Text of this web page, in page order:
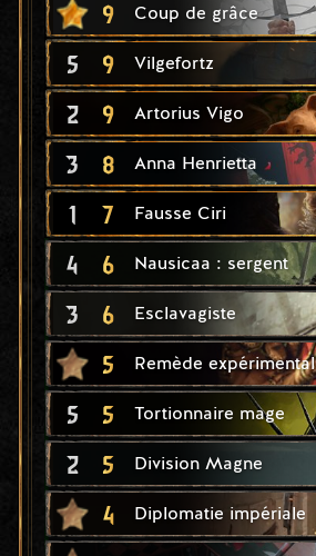
9 Coup de grâce
5 9 Vilgefortz
2 9 Artorius Vigo
3 8 Anna Henrietta
1 7 Fausse Ciri
4 6 Nausicaa : sergent
3 6 Esclavagiste
5 Remède expérimental
5 5 Tortionnaire mage
2 5 Division Magne
4 Diplomatie impériale